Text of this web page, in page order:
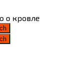
о кровле